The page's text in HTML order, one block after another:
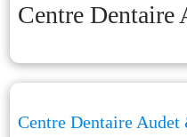
Centre Dentaire
Centre Dentaire Audet